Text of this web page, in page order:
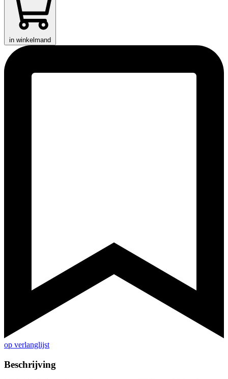
in winkelmand
op verlanglijst
Beschrijving